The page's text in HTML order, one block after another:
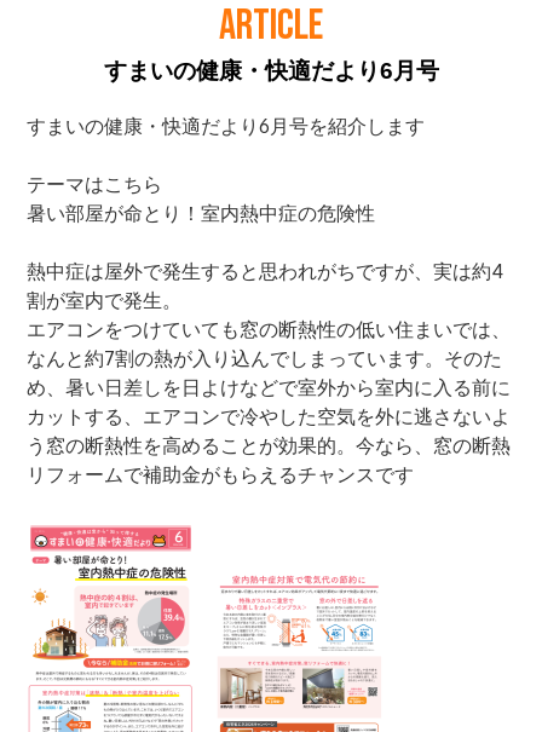
ARTICLE
すまいの健康・快適だより6月号